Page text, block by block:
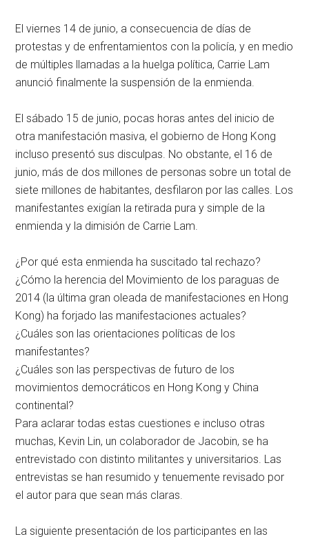
El viernes 14 de junio, a consecuencia de días de
protestas y de enfrentamientos con la policía, y en medio
de múltiples llamadas a la huelga política, Carrie Lam
anunció finalmente la suspensión de la enmienda.
El sábado 15 de junio, pocas horas antes del inicio de
otra manifestación masiva, el gobierno de Hong Kong
incluso presentó sus disculpas. No obstante, el 16 de
junio, más de dos millones de personas sobre un total de
siete millones de habitantes, desfilaron por las calles. Los
manifestantes exigían la retirada pura y simple de la
enmienda y la dimisión de Carrie Lam.
¿Por qué esta enmienda ha suscitado tal rechazo?
¿Cómo la herencia del Movimiento de los paraguas de
2014 (la última gran oleada de manifestaciones en Hong
Kong) ha forjado las manifestaciones actuales?
¿Cuáles son las orientaciones políticas de los
manifestantes?
¿Cuáles son las perspectivas de futuro de los
movimientos democráticos en Hong Kong y China
continental?
Para aclarar todas estas cuestiones e incluso otras
muchas, Kevin Lin, un colaborador de Jacobin, se ha
entrevistado con distinto militantes y universitarios. Las
entrevistas se han resumido y tenuemente revisado por
el autor para que sean más claras.
La siguiente presentación de los participantes en las